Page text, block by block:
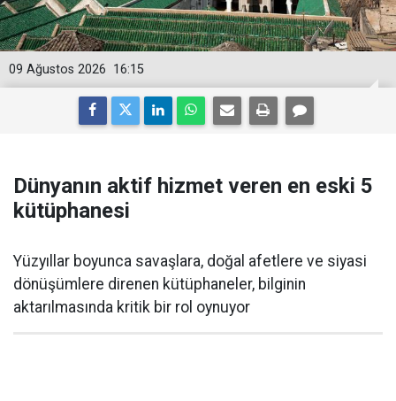
16:15
09 Ağustos 2026
Dünyanın aktif hizmet veren en eski 5
kütüphanesi
Yüzyıllar boyunca savaşlara, doğal afetlere ve siyasi
dönüşümlere direnen kütüphaneler, bilginin
aktarılmasında kritik bir rol oynuyor